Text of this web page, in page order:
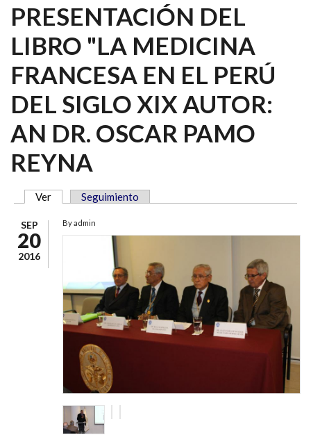
PRESENTACIÓN DEL
LIBRO "LA MEDICINA
FRANCESA EN EL PERÚ
DEL SIGLO XIX AUTOR:
AN DR. OSCAR PAMO
REYNA
SOLAPAS PRINCIPALES
Ver (solapa activa)
Seguimiento
SEP
20
2016
By admin